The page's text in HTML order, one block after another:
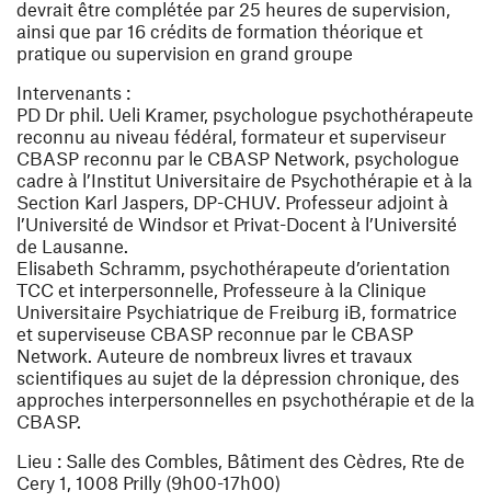
devrait être complétée par 25 heures de supervision,
ainsi que par 16 crédits de formation théorique et
pratique ou supervision en grand groupe
Intervenants :
PD Dr phil. Ueli Kramer, psychologue psychothérapeute
reconnu au niveau fédéral, formateur et superviseur
CBASP reconnu par le CBASP Network, psychologue
cadre à l’Institut Universitaire de Psychothérapie et à la
Section Karl Jaspers, DP-CHUV. Professeur adjoint à
l’Université de Windsor et Privat-Docent à l’Université
de Lausanne.
Elisabeth Schramm, psychothérapeute d’orientation
TCC et interpersonnelle, Professeure à la Clinique
Universitaire Psychiatrique de Freiburg iB, formatrice
et superviseuse CBASP reconnue par le CBASP
Network. Auteure de nombreux livres et travaux
scientifiques au sujet de la dépression chronique, des
approches interpersonnelles en psychothérapie et de la
CBASP.
Lieu : Salle des Combles, Bâtiment des Cèdres, Rte de
Cery 1, 1008 Prilly (9h00-17h00)